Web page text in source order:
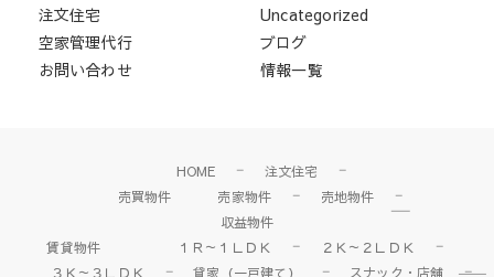
注文住宅
空家管理代行
お問い合わせ
Uncategorized
ブログ
情報一覧
HOME
注文住宅
売買物件
売家物件
売地物件
収益物件
賃貸物件
１Ｒ～１ＬＤＫ
２Ｋ～２ＬＤＫ
３Ｋ～３ＬＤＫ
貸家（一戸建て） スナック・店舗